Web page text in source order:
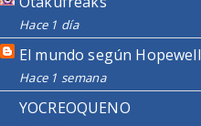
Hace 1 día
El mundo según Hopewell
Hace 1 semana
YOCREOQUENO